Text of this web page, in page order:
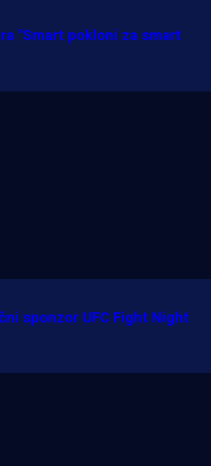
"Smart pokloni za smart
sponzor UFC Fight Night